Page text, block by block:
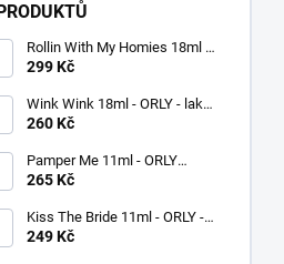
Rollin With My Homies 18ml -
ORLY - lak na nehty
299 Kč
Wink Wink 18ml - ORLY - lak
na nehty
260 Kč
Pamper Me 11ml - ORLY
BREATHABLE - ošetřující lak
265 Kč
Kiss The Bride 11ml - ORLY -
lak na nehty
249 Kč